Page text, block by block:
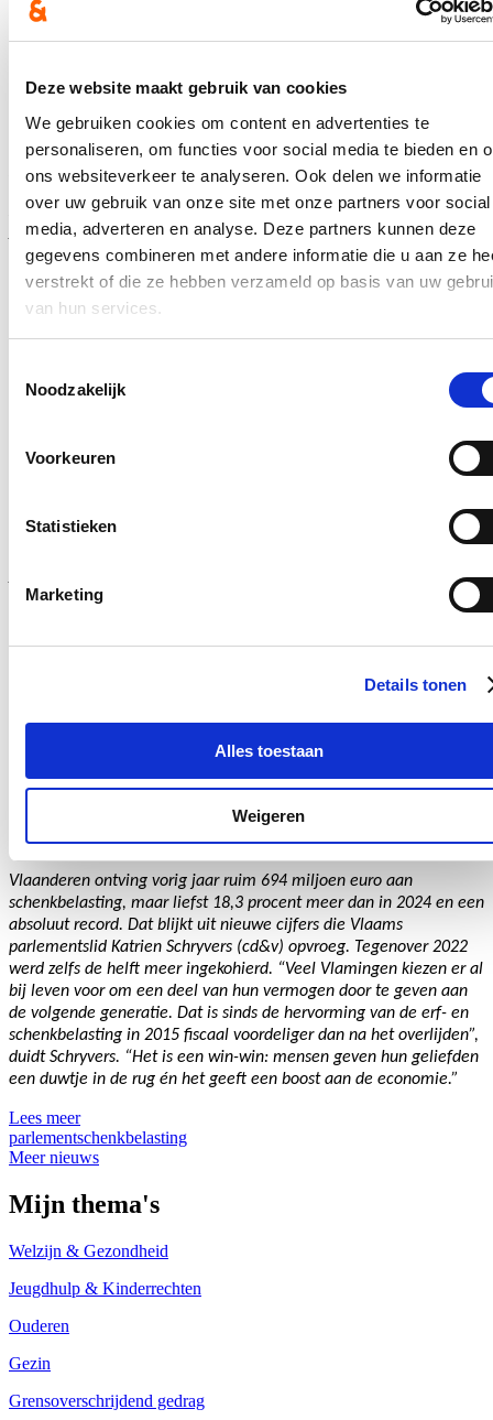
Deze website maakt gebruik van cookies
We gebruiken cookies om content en advertenties te
personaliseren, om functies voor social media te bieden en
ons websiteverkeer te analyseren. Ook delen we informatie
over uw gebruik van onze site met onze partners voor social
media, adverteren en analyse. Deze partners kunnen deze
gegevens combineren met andere informatie die u aan ze
verstrekt of die ze hebben verzameld op basis van uw
van hun services.
Noodzakelijk
Voorkeuren
Statistieken
Marketing
Details tonen
Alles toestaan
Weigeren
Al meer dan 6 miljoen euro uitgegeven voor
effectieve aanleg fietspad N12
30/08/26
In totaal werd al meer dan 6,1 miljoen euro uitgegeven voor
onteigeningen die nodig zijn voor de aanleg van fietspad langs de
N12 tussen Westmalle en Sint-Antonius. Dat vernam Vlaams
parlementslid en Zoersels burgemeester Katrien Schryvers (cd&v)
in antwoord op een parlementaire vraag. Nochtans lijkt de effectieve
realisatie nog ver af. Het voorbije half jaar werden immers slechts
twee bijkomende akkoorden bereikt, zo blijkt nog uit de info die
Schryvers bekwam. Het parlementslid reageert bezorgd: “Ik roep de
Lees meer
Nieuwe dienstregeling De Lijn tussen Antwerpen en
Turnhout te kampen met een groot aantal afgeschafte busritten. Ook
voor 2025 vroeg Vlaams parlementslid Katrien Schryvers, die ook
Vlamingen schenken meer dan ooit, vooral aan
31/07/26
Vlaanderen ontving vorig jaar ruim 694 miljoen euro aan
schenkbelasting, maar liefst 18,3 procent meer dan in 2024 en een
absoluut record. Dat blijkt uit nieuwe cijfers die Vlaams
parlementslid Katrien Schryvers (cd&v) opvroeg. Tegenover 2022
werd zelfs de helft meer ingekohierd. “Veel Vlamingen kiezen er al
bij leven voor om een deel van hun vermogen door te geven aan
de volgende generatie. Dat is sinds de hervorming van de erf- en
schenkbelasting in 2015 fiscaal voordeliger dan na het overlijden”,
duidt Schryvers. “Het is een win-win: mensen geven hun geliefden
een duwtje in de rug én het geeft een boost aan de economie.”
Lees meer
parlementschenkbelasting
Meer nieuws
Mijn thema's
Welzijn & Gezondheid
Jeugdhulp & Kinderrechten
Ouderen
Gezin
Grensoverschrijdend gedrag